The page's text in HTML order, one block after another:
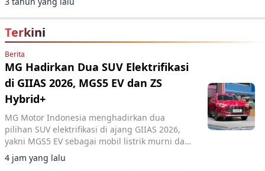
Safrudin
Terkini
Berita
MG Hadirkan Dua SUV Elektrifikasi
di GIIAS 2026, MGS5 EV dan ZS
Hybrid+
MG Motor Indonesia menghadirkan dua
pilihan SUV elektrifikasi di ajang GIIAS 2026,
yakni MGS5 EV sebagai mobil listrik murni dan
MG ZS Hybrid+ yang mengusung teknologi full
hybrid.
4 jam yang lalu